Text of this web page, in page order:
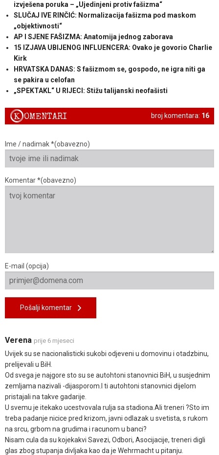
izvješena poruka – „Ujedinjeni protiv fašizma“
SLUČAJ IVE RINČIĆ: Normalizacija fašizma pod maskom
„objektivnosti“
AP I SJENE FAŠIZMA: Anatomija jednog zaborava
15 IZJAVA UBIJENOG INFLUENCERA: Ovako je govorio Charlie
Kirk
HRVATSKA DANAS: S fašizmom se, gospodo, ne igra niti ga
se pakira u celofan
„SPEKTAKL“ U RIJECI: Stižu talijanski neofašisti
broj komentara: 16
KOMENTARI
Ime / nadimak *(obavezno)
Komentar *(obavezno)
E-mail (opcija)
Pošalji komentar
Verena prije 6 mjeseci
Uvijek su se nacionalisticki sukobi odjeveni u domovinu i otadzbinu,
prelijevali u BiH.
Od svega je najgore sto su se autohtoni stanovnici BiH, u susjednim
zemljama nazivali -dijasporom.I ti autohtoni stanovnici dijelom
pristajali na takve gadarije.
U svemu je itekako ucestvovala rulja sa stadiona.Ali treneri ?Sto im
treba padanje nicice pred krizom, javni odlazak u svetista, s rukom
na srcu, grbom na grudima i racunom u banci?
Nisam cula da su kojekakvi Savezi, Odbori, Asocijacije, treneri digli
glas zbog stupanja divljaka kao da je Wehrmacht u pitanju.